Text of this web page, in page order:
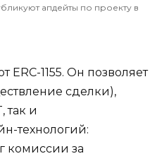
апдейты по проекту в
1155. Он позволяет
сделки),
так и
технологий:
комиссии за